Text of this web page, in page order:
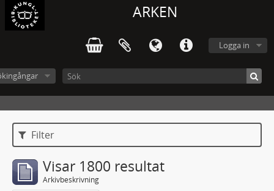
ARKEN
Logga in
Filter
Visar 1800 resultat
Arkivbeskrivning